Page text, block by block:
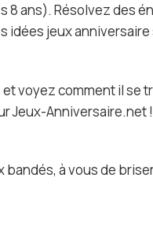
ans). Résolvez des
idées jeux
voyez comment il se
Jeux-Anniversaire.net !
à vous de